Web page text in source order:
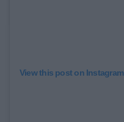
View this post on Instagram